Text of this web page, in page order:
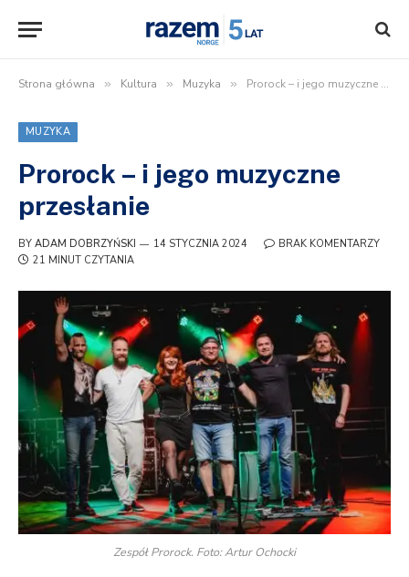
Strona główna » Kultura » Muzyka » Prorock – i jego muzyczne przesłanie
MUZYKA
Prorock – i jego muzyczne
przesłanie
BY ADAM DOBRZYŃSKI 14 STYCZNIA 2024
BRAK KOMENTARZY
21 MINUT CZYTANIA
Zespół Prorock. Foto: Artur Ochocki